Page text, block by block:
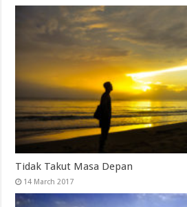
Tidak Takut Masa Depan
14 March 2017